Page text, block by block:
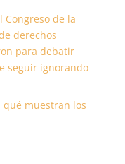
Congreso de la
derechos
para debatir
seguir ignorando
qué muestran los